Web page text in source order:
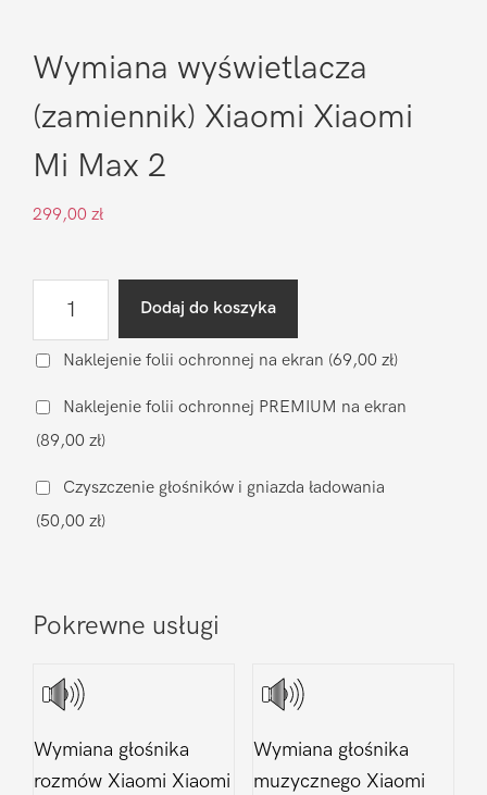
Wymiana wyświetlacza
(zamiennik) Xiaomi Xiaomi
Mi Max 2
299,00 zł
wyświetlacza
Xiaomi
Xiaomi
Mi
Max
Dodaj do koszyka
Naklejenie folii ochronnej na ekran (69,00 zł)
Naklejenie folii ochronnej PREMIUM na ekran
(89,00 zł)
Czyszczenie głośników i gniazda ładowania
(50,00 zł)
Pokrewne usługi
Wymiana głośnika
rozmów Xiaomi Xiaomi
Wymiana głośnika
muzycznego Xiaomi